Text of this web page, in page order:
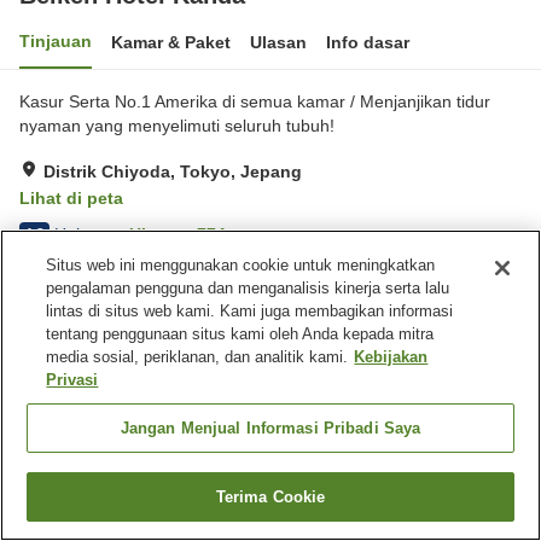
Tinjauan Kamar & Paket Ulasan Info dasar
Kasur Serta No.1 Amerika di semua kamar / Menjanjikan tidur
nyaman yang menyelimuti seluruh tubuh!
Distrik Chiyoda, Tokyo, Jepang
Lihat di peta
4.3 Hebat Ulasan:774
Fasilitas properti
Pengiriman ke rumah
Mesin penjual otomatis
Laundry berbayar
Jepang Tokyo
Distrik Chiyoda
Belken Hotel Kanda
Cari kamar
Situs web ini menggunakan cookie untuk meningkatkan
pengalaman pengguna dan menganalisis kinerja serta lalu
lintas di situs web kami. Kami juga membagikan informasi
tentang penggunaan situs kami oleh Anda kepada mitra
media sosial, periklanan, dan analitik kami. Kebijakan
Privasi
Jangan Menjual Informasi Pribadi Saya
Terima Cookie